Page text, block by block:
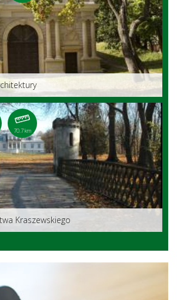
70.7 km
Kraszewskiego